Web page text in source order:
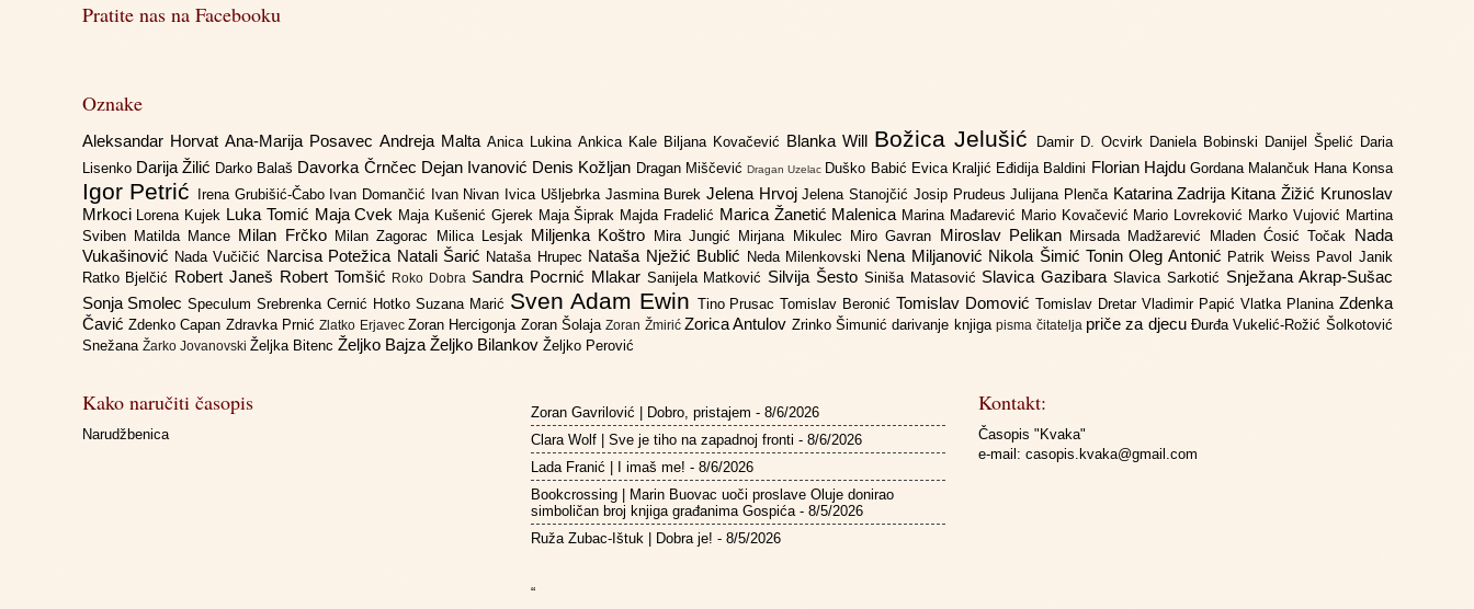
Pratite nas na Facebooku
Oznake
Aleksandar Horvat Ana-Marija Posavec Andreja Malta Anica Lukina Ankica Kale Biljana Kovačević Blanka Will Božica Jelušić Damir D. Ocvirk Daniela Bobinski Danijel Špelić Daria
Lisenko Darija Žilić Darko Balaš Davorka Črnčec Dejan Ivanović Denis Kožljan Dragan MiščevićDragan Uzelac Duško Babić Evica Kraljić Eđidija Baldini Florian Hajdu Gordana Malančuk Hana Konsa
Igor Petrić Irena Grubišić-Čabo Ivan Domančić Ivan Nivan Ivica Ušljebrka Jasmina BurekJelena HrvojJelena Stanojčić Josip PrudeusJulijana Plenča Katarina Zadrija Kitana Žižić Krunoslav
Mrkoci Lorena Kujek Luka Tomić Maja Cvek Maja Kušenić Gjerek Maja Šiprak Majda Fradelić Marica Žanetić Malenica Marina Mađarević Mario Kovačević Mario Lovreković Marko Vujović Martina
Sviben Matilda Mance Milan Frčko Milan Zagorac Milica Lesjak Miljenka Koštro Mira Jungić Mirjana Mikulec Miro Gavran Miroslav Pelikan Mirsada Madžarević Mladen Ćosić Točak
Nada
Vukašinović Nada Vučičić Narcisa Potežica Natali Šarić Nataša Hrupec Nataša Nježić Bublić Neda Milenkovski Nena Miljanović Nikola Šimić ToninOleg Antonić Patrik Weiss Pavol Janik
Ratko Bjelčić Robert Janeš Robert Tomšić Roko Dobra Sandra Pocrnić Mlakar Sanijela Matković Silvija Šesto Siniša Matasović Slavica GazibaraSlavica Sarkotić Snježana Akrap-Sušac
Sonja SmolecSpeculumSrebrenka Cernić Hotko Suzana Marić Sven Adam Ewin Tino PrusacTomislav Beronić Tomislav DomovićTomislav Dretar Vladimir Papić Vlatka Planina Zdenka
Čavić Zdenko Capan Zdravka PrnićZlatko Erjavec Zoran Hercigonja Zoran ŠolajaZoran ŽmirićZorica Antulov Zrinko Šimunićdarivanje knjigapisma čitatelja priče za djecu Đurđa Vukelić-Rožić Šolkotović
Snežana Žarko Jovanovski Željka Bitenc Željko BajzaŽeljko Bilankov Željko Perović
Kako naručiti časopis
Narudžbenica
Zoran Gavrilović | Dobro, pristajem - 8/6/2026
Clara Wolf | Sve je tiho na zapadnoj fronti - 8/6/2026
Lada Franić | I imaš me! - 8/6/2026
Bookcrossing | Marin Buovac uoči proslave Oluje donirao
simboličan broj knjiga građanima Gospića- 8/5/2026
Ruža Zubac-Ištuk | Dobra je! - 8/5/2026
“
Kontakt:
Časopis "Kvaka"
e-mail: casopis.kvaka@gmail.com